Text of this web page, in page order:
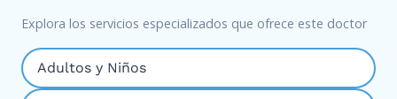
Explora los servicios especializados que ofrece este doctor
Adultos y Niños